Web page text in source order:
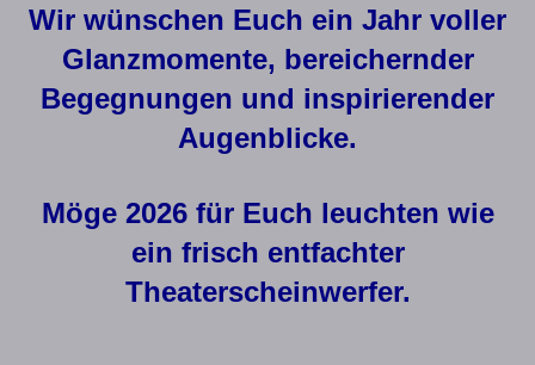
Wir wünschen Euch ein Jahr voller
Glanzmomente, bereichernder
Begegnungen und inspirierender
Augenblicke.
Möge 2026 für Euch leuchten wie
ein frisch entfachter
Theaterscheinwerfer.